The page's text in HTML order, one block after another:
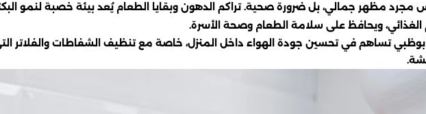
مظهر جمالي، بل ضرورة صحية. تراكم الدهون وبقايا الطعام يُعد بيئة خصبة لنمو
ويحافظ على سلامة الطعام وصحة الأسرة.
تساهم في تحسين جودة الهواء داخل المنزل، خاصة مع تنظيف الشفاطات والفلاتر التي